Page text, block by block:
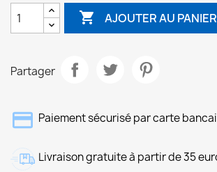
 AJOUTER AU PANIER
Partager
Paiement sécurisé par carte
Livraison gratuite à partir de 35